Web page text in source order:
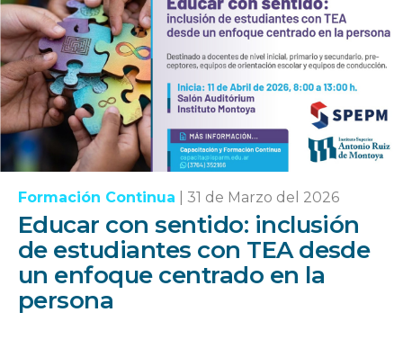
Formación Continua 31 de Marzo del 2026
Educar con sentido: inclusión
de estudiantes con TEA desde
un enfoque centrado en la
persona